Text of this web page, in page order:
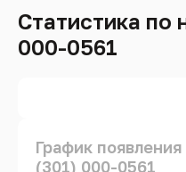
Статистика по
000-0561
График
(301) 000-0561